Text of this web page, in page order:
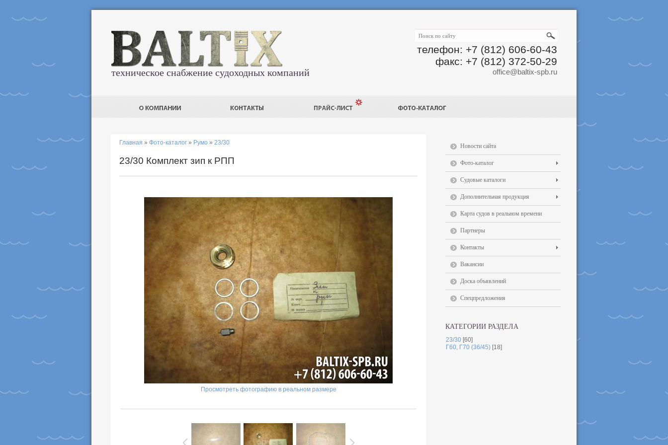
телефон: +7 (812) 606-60-43
факс: +7 (812) 372-50-29
office@baltix-spb.ru
техническое снабжение судоходных компаний
Главная » Фото-каталог » Румо » 23/30
23/30 Комплект зип к РПП
Просмотреть фотографию в реальном размере
Новости сайта
Фото-каталог
Судовые каталоги
Дополнительная продукция
Карта судов в реальном времени
Партнеры
Контакты
Вакансии
Доска объявлений
Спецпредложения
КАТЕГОРИИ РАЗДЕЛА
23/30 [60]
Г60, Г70 (36/45) [18]